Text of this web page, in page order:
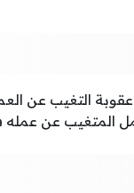
التغيب عن
المتغيب عن